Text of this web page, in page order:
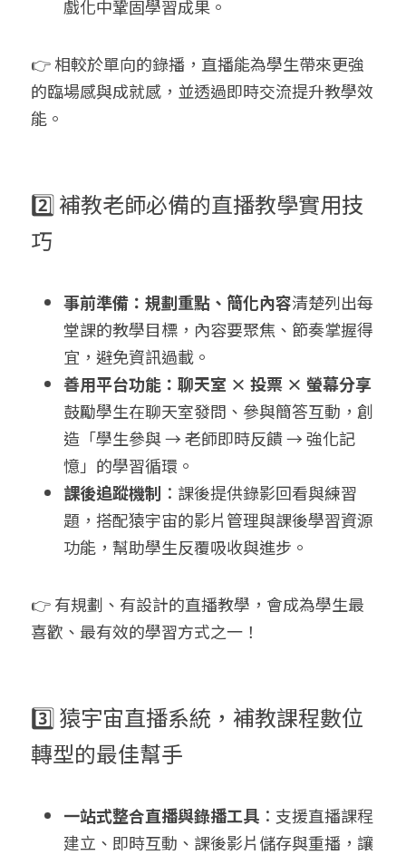
戲化中鞏固學習成果。
👉 相較於單向的錄播，直播能為學生帶來更強
的臨場感與成就感，並透過即時交流提升教學效
能。
2️⃣ 補教老師必備的直播教學實用技
巧
事前準備：規劃重點、簡化內容清楚列出每
堂課的教學目標，內容要聚焦、節奏掌握得
宜，避免資訊過載。
善用平台功能：聊天室 × 投票 × 螢幕分享
鼓勵學生在聊天室發問、參與簡答互動，創
造「學生參與 → 老師即時反饋 → 強化記
憶」的學習循環。
課後追蹤機制 ：課後提供錄影回看與練習
題，搭配猿宇宙的影片管理與課後學習資源
功能，幫助學生反覆吸收與進步。
👉 有規劃、有設計的直播教學，會成為學生最
喜歡、最有效的學習方式之一！
3️⃣ 猿宇宙直播系統，補教課程數位
轉型的最佳幫手
一站式整合直播與錄播工具 ：支援直播課程
建立、即時互動、課後影片儲存與重播，讓